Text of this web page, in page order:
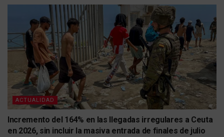
ACTUALIDAD
Incremento del 164% en las llegadas irregulares a Ceuta
en 2026, sin incluir la masiva entrada de finales de julio